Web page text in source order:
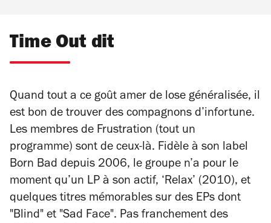
Time Out dit
Quand tout a ce goût amer de lose généralisée, il
est bon de trouver des compagnons d’infortune.
Les membres de Frustration (tout un
programme) sont de ceux-là. Fidèle à son label
Born Bad depuis 2006, le groupe n’a pour le
moment qu’un LP à son actif, ‘Relax’ (2010), et
quelques titres mémorables sur des EPs dont
"Blind" et "Sad Face". Pas franchement des